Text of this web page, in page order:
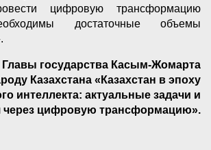
цифровую трансформацию
достаточные объемы
Главы государства Касым-Жомарта
Казахстана «Казахстан в эпоху
интеллекта: актуальные задачи и
через цифровую трансформацию».